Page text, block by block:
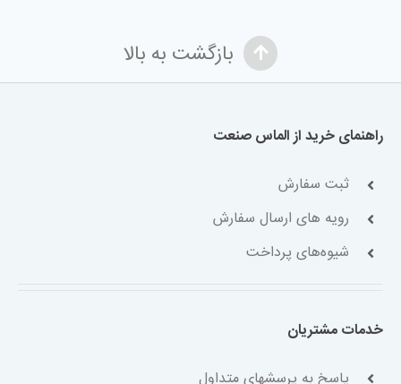
بازگشت به بالا
راهنمای خرید از الماس صنعت
ثبت سفارش
رویه های ارسال سفارش
شیوه‌های پرداخت
خدمات مشتریان
پاسخ به پرسشهای متداول